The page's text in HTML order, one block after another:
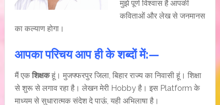
मुझे पूर्ण विश्वास है आपकी
कविताओं और लेख से जनमानस
का कल्याण होगा।
आपका परिचय आप ही के शब्दों में:—
मैं एकशिक्षकहूं। मुजफ्फरपुर जिला, बिहार राज्य का निवासी हूं। शिक्षा
से शुरू से लगाव रहा है। लेखन मेरी Hobby है। इस Platform के
माध्यम से सुधारात्मक संदेश दे पाऊं, यही अभिलाषा है।